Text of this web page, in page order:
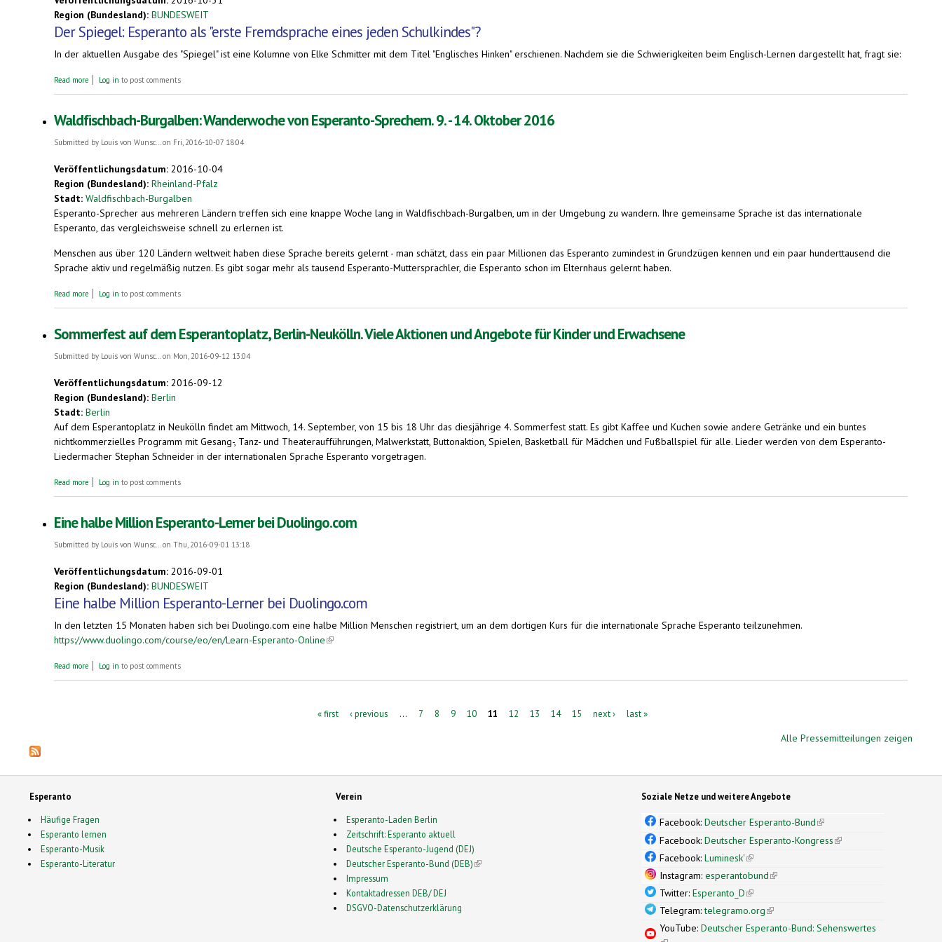
Region (Bundesland): BUNDESWEIT
Der Spiegel: Esperanto als "erste Fremdsprache eines jeden Schulkindes"?
In der aktuellen Ausgabe des "Spiegel" ist eine Kolumne von Elke Schmitter mit dem Titel "Englisches Hinken" erschienen. Nachdem sie die Schwierigkeiten beim Englisch-Lernen dargestellt hat, fragt sie:
Read more about "Der Spiegel": Esperanto als "erste Fremdsprache eines jeden Schulkindes"?
Log in to post comments
Waldfischbach-Burgalben: Wanderwoche von Esperanto-Sprechern. 9. - 14. Oktober 2016
Submitted by Louis von Wunsc...on Fri, 2016-10-07 18:04
Veröffentlichungsdatum: 2016-10-04
Region (Bundesland): Rheinland-Pfalz
Stadt: Waldfischbach-Burgalben
Esperanto-Sprecher aus mehreren Ländern treffen sich eine knappe Woche lang in Waldfischbach-Burgalben, um in der Umgebung zu wandern. Ihre gemeinsame Sprache ist das internationale
Esperanto, das vergleichsweise schnell zu erlernen ist.
Menschen aus über 120 Ländern weltweit haben diese Sprache bereits gelernt - man schätzt, dass ein paar Millionen das Esperanto zumindest in Grundzügen kennen und ein paar hunderttausend die
Sprache aktiv und regelmäßig nutzen. Es gibt sogar mehr als tausend Esperanto-Muttersprachler, die Esperanto schon im Elternhaus gelernt haben.
Read more about Waldfischbach-Burgalben: Wanderwoche von Esperanto-Sprechern. 9. - 14. Oktober 2016
Log in to post comments
Sommerfest auf dem Esperantoplatz, Berlin-Neukölln. Viele Aktionen und Angebote für Kinder und Erwachsene
Submitted by Louis von Wunsc... on Mon, 2016-09-12 13:04
Veröffentlichungsdatum: 2016-09-12
Region (Bundesland): Berlin
Stadt: Berlin
Auf dem Esperantoplatz in Neukölln findet am Mittwoch, 14. September, von 15 bis 18 Uhr das diesjährige 4. Sommerfest statt. Es gibt Kaffee und Kuchen sowie andere Getränke und ein buntes
nichtkommerzielles Programm mit Gesang-, Tanz- und Theateraufführungen, Malwerkstatt, Buttonaktion, Spielen, Basketball für Mädchen und Fußballspiel für alle. Lieder werden von dem Esperanto-
Liedermacher Stephan Schneider in der internationalen Sprache Esperanto vorgetragen.
Read more about Sommerfest auf dem Esperantoplatz, Berlin-Neukölln. Viele Aktionen und Angebote für Kinder und Erwachsene
Log in to post comments
Eine halbe Million Esperanto-Lerner bei Duolingo.com
Submitted by Louis von Wunsc... on Thu, 2016-09-01 13:18
Veröffentlichungsdatum: 2016-09-01
Region (Bundesland): BUNDESWEIT
Eine halbe Million Esperanto-Lerner bei Duolingo.com
In den letzten 15 Monaten haben sich bei Duolingo.com eine halbe Million Menschen registriert, um an dem dortigen Kurs für die internationale Sprache Esperanto teilzunehmen.
https://www.duolingo.com/course/eo/en/Learn-Esperanto-Online(link is external)
Read more about Eine halbe Million Esperanto-Lerner bei Duolingo.com
Log in to post comments
« first ‹ previous … 7 8 9 10 11 12 13 14 15 next › last »
Alle Pressemitteilungen zeigen
Esperanto
Häufige Fragen
Esperanto lernen
Esperanto-Musik
Esperanto-Literatur
Verein
Esperanto-Laden Berlin
Zeitschrift: Esperanto aktuell
Deutsche Esperanto-Jugend (DEJ)
Deutscher Esperanto-Bund (DEB)(link is external)
Impressum
Kontaktadressen DEB/ DEJ
DSGVO-Datenschutzerklärung
Soziale Netze und weitere Angebote
Facebook:Deutscher Esperanto-Bund(link is external)
Facebook:Deutscher Esperanto-Kongress(link is external)
Facebook:Luminesk'(link is external)
Instagram:esperantobund(link is external)
Twitter:Esperanto_D(link is external)
Telegram:telegramo.org(link is external)
YouTube:Deutscher Esperanto-Bund: Sehenswertes